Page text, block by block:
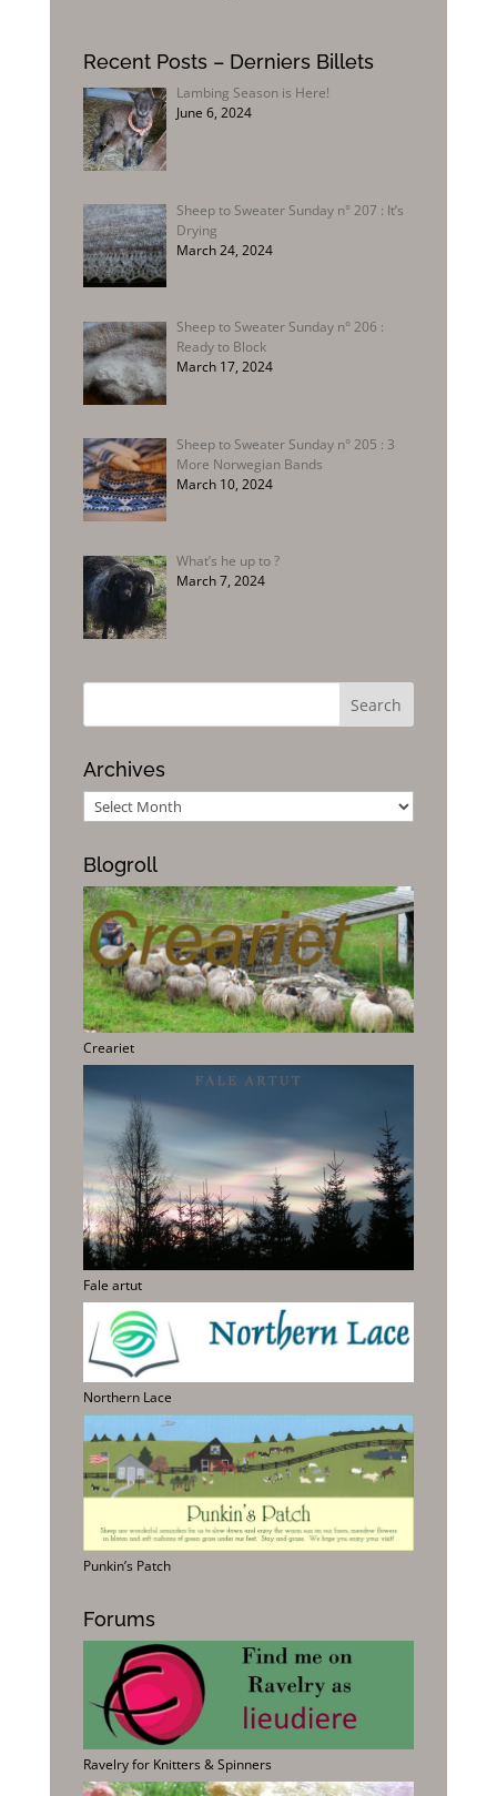
Recent Posts – Derniers Billets
Lambing Season is Here!
June 6, 2024
Sheep to Sweater Sunday n° 207 : It’s
Drying
March 24, 2024
Sheep to Sweater Sunday n° 206 :
Ready to Block
March 17, 2024
Sheep to Sweater Sunday n° 205 : 3
More Norwegian Bands
March 10, 2024
What’s he up to ?
March 7, 2024
Archives
Archives
Blogroll
Creariet
Fale artut
Northern Lace
Punkin’s Patch
Forums
Ravelry for Knitters & Spinners